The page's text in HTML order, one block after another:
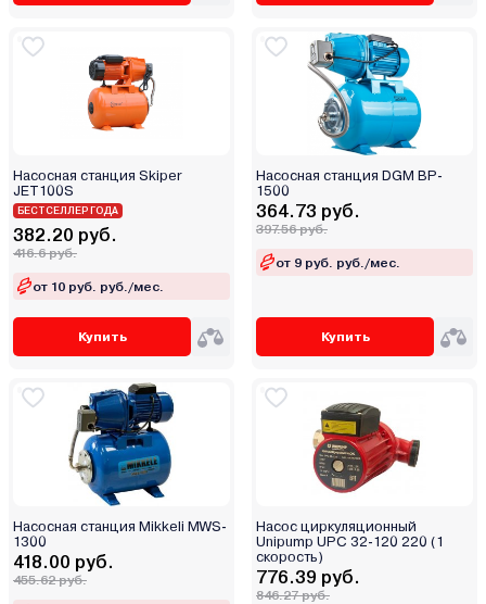
Uni-Fitt
Unipump
Vaillant
Valtec
Varmega
Verto
Waterstry
Weberman
Wellmix
Wester
Wilo
Wortex
Yato
Насосная станция Skiper
JET100S
БЕСТСЕЛЛЕР ГОДА
382.20 руб.
416.6 руб.
от 10 руб. руб./мес.
Купить
Насосная станция DGM BP-
1500
364.73 руб.
397.56 руб.
от 9 руб. руб./мес.
Купить
Насосная станция Mikkeli MWS-
1300
418.00 руб.
455.62 руб.
Насос циркуляционный
Unipump UPC 32-120 220 (1
скорость)
776.39 руб.
846.27 руб.